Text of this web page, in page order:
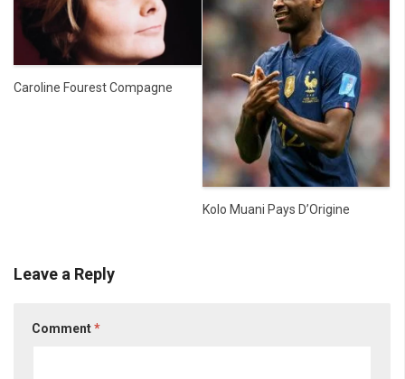
Caroline Fourest Compagne
Kolo Muani Pays D’Origine
Leave a Reply
Comment*